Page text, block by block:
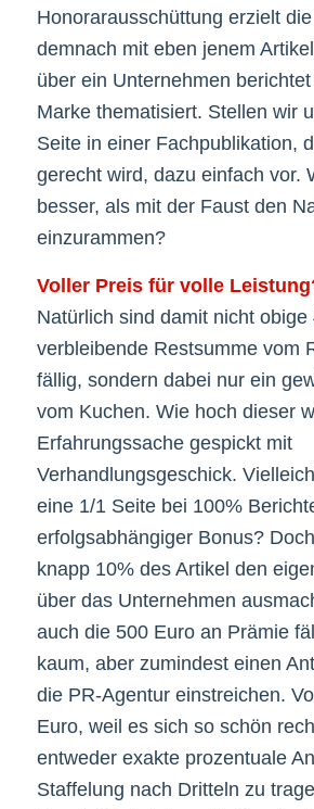
Honorarausschüttung erzielt
demnach mit eben jenem
über ein Unternehmen
Marke thematisiert. Stellen wir
Seite in einer Fachpublikation,
gerecht wird, dazu einfach vor.
besser, als mit der Faust den
einzurammen?
Voller Preis für volle
Natürlich sind damit nicht
verbleibende Restsumme vom
fällig, sondern dabei nur ein
vom Kuchen. Wie hoch dieser
Erfahrungssache gespickt mit
Verhandlungsgeschick.
eine 1/1 Seite bei 100%
erfolgsabhängiger Bonus?
knapp 10% des Artikel den
über das Unternehmen
auch die 500 Euro an Prämie
kaum, aber zumindest einen
die PR-Agentur einstreichen.
Euro, weil es sich so schön
entweder exakte prozentuale
Staffelung nach Dritteln zu